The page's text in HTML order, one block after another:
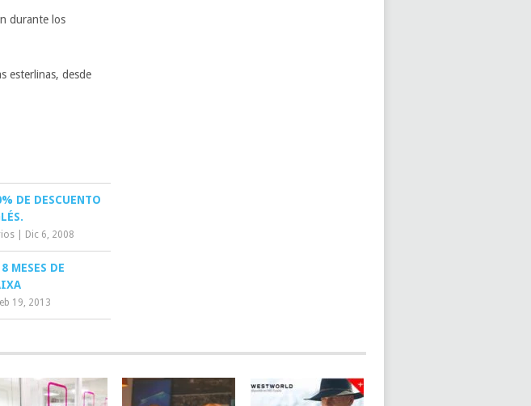
durante los
esterlinas, desde
DE DESCUENTO
Dic 6, 2008
MESES DE
19, 2013